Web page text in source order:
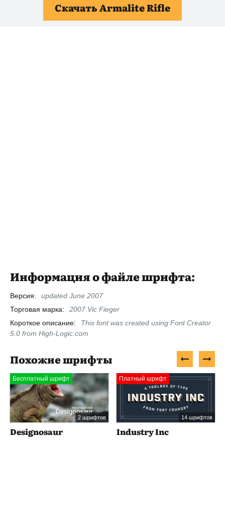
Скачать Armalite Rifle
Информация о файле шрифта:
Версия:
updated June 2007
Торговая марка:
2007 Vic Fieger
Короткое описание:
This font was created using Font Creator
5.0 from High-Logic.com
Похожие шрифты
Бесплатный шрифт
2 шрифтов
Designosaur
Платный шрифт
14 шрифтов
Industry Inc